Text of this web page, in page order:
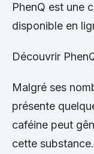
PhenQ est une
disponible en
Découvrir
Malgré ses
présente
caféine peut
cette